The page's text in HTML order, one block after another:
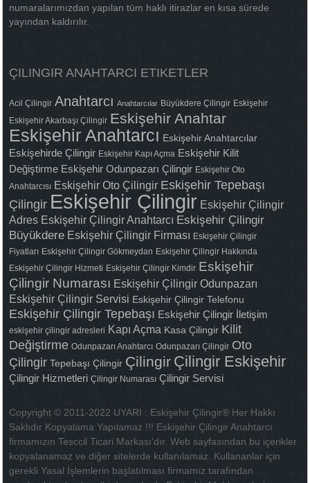
numaralarımızdan yapılan tüm haklı itirazlar en kısa sürede
yayından kaldırılır.
ÇILINGIR ANAHTARCI ETIKETLER
Acil Çilingir Anahtarcı Anahtarcılar Büyükdere Çilingir Eskişehir
Eskişehir Akarbaşı Çilingir Eskişehir Anahtar
Eskişehir Anahtarcı Eskişehir Anahtarcılar
Eskişehirde Çilingir Eskişehir Kapı Açma Eskişehir Kilit
Değiştirme Eskişehir Odunpazarı Çilingir Eskişehir Oto
Anahtarcısı Eskişehir Oto Çilingir Eskişehir Tepebaşı
Çilingir Eskişehir Çilingir Eskişehir Çilingir
Adres Eskişehir Çilingir Anahtarcı Eskişehir Çilingir
Büyükdere Eskişehir Çilingir Firması Eskişehir Çilingir
Fiyatları Eskişehir Çilingir Gökmeydan Eskişehir Çilingir Hakkında
Eskişehir Çilingir Hizmeti Eskişehir Çilingir Kimdir Eskişehir
Çilingir Numarası Eskişehir Çilingir Odunpazarı
Eskişehir Çilingir Servisi Eskişehir Çilingir Telefonu
Eskişehir Çilingir Tepebaşı Eskişehir Çilingir İletişim
eskişehir çilingir adresleri Kapı Açma Kasa Çilingir Kilit
Değiştirme Odunpazarı Anahtarcı Odunpazarı Çilingir Oto
Çilingir Tepebaşı Çilingir Çilingir Çilingir Eskişehir
Çilingir Hizmetleri Çilingir Numarası Çilingir Servisi
Copyright © 2011-2022 UYARI : Eskişehir Çilingir® Her Hakkı
Saklıdır Kopyalama Yapılamaz !!! Eskişehir Çilingir Anahtarcı
firmamızın Tesccil Ticari Markası'dır. Web sayfasından bu içerikler
kopyalanamaz ve diğer sitelerde kullanılamaz. Kullananlar için
gerekli Yasal İşlemlerin başlatılması firmamız tarafından